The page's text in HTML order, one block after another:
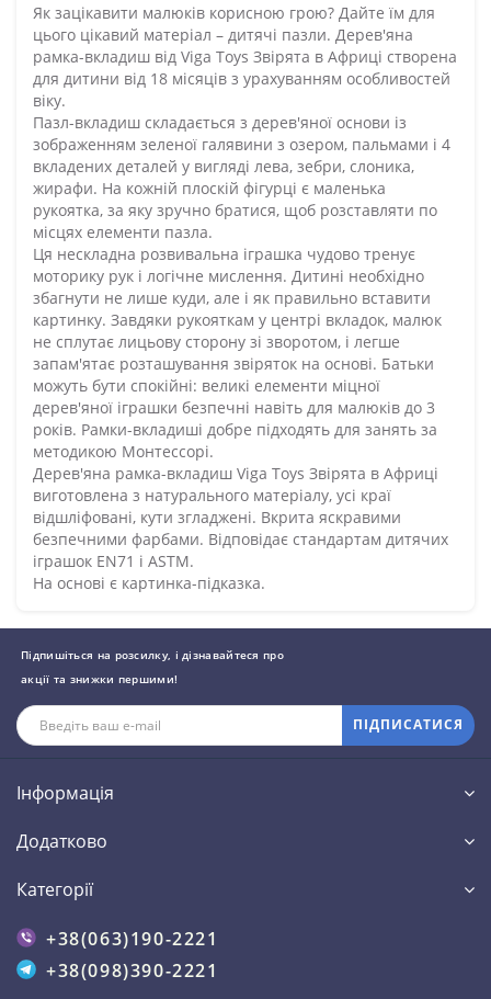
Як зацікавити малюків корисною грою? Дайте їм для
цього цікавий матеріал – дитячі пазли. Дерев'яна
рамка-вкладиш від Viga Toys Звірята в Африці створена
для дитини від 18 місяців з урахуванням особливостей
віку.
Пазл-вкладиш складається з дерев'яної основи із
зображенням зеленої галявини з озером, пальмами і 4
вкладених деталей у вигляді лева, зебри, слоника,
жирафи. На кожній плоскій фігурці є маленька
рукоятка, за яку зручно братися, щоб розставляти по
місцях елементи пазла.
Ця нескладна розвивальна іграшка чудово тренує
моторику рук і логічне мислення. Дитині необхідно
збагнути не лише куди, але і як правильно вставити
картинку. Завдяки рукояткам у центрі вкладок, малюк
не сплутає лицьову сторону зі зворотом, і легше
запам'ятає розташування звіряток на основі. Батьки
можуть бути спокійні: великі елементи міцної
дерев'яної іграшки безпечні навіть для малюків до 3
років. Рамки-вкладиші добре підходять для занять за
методикою Монтессорі.
Дерев'яна рамка-вкладиш Viga Toys Звірята в Африці
виготовлена з натурального матеріалу, усі краї
відшліфовані, кути згладжені. Вкрита яскравими
безпечними фарбами. Відповідає стандартам дитячих
іграшок EN71 і ASTM.
На основі є картинка-підказка.
Підпишіться на розсилку, і дізнавайтеся про
акції та знижки першими!
ПІДПИСАТИСЯ
Інформація
Додатково
Категорії
+38(063)190-2221
+38(098)390-2221